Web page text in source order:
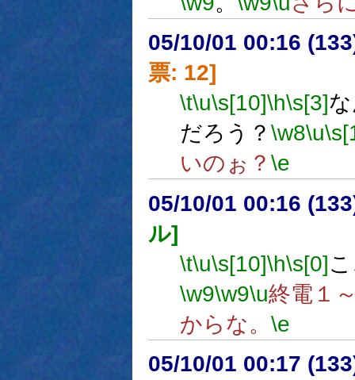
05/10/01 00:16
票: 12]
\t\u\s[10]\h\s[3]
だろう？ \w8\u
いのぉ？ \e
05/10/01 00:16
ル]
\t\u\s[10]\h\s[0]
\w9\w9\u終電１
からな。 \e
05/10/01 00:17